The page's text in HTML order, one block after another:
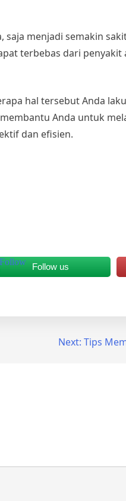
menjadi semakin
terbebas dari penyakit
hal tersebut Anda
Anda untuk
dan efisien.
Follow us
Next: Tips